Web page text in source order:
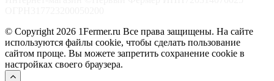
© Copyright 2026 1Fermer.ru Все права защищены. На сайте
используются файлы cookie, чтобы сделать пользование
сайтом проще. Вы можете запретить сохранение cookie в
настройках своего браузера.